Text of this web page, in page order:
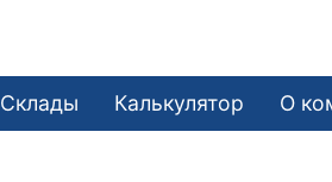
Склады Калькулятор О